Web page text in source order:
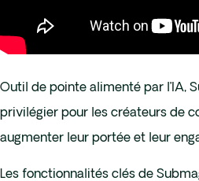
Outil de pointe alimenté par l’IA,
privilégier pour les créateurs de
augmenter leur portée et leur
Les fonctionnalités clés de